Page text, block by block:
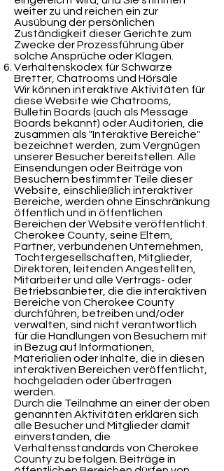
weiter zu und reichen ein zur
Ausübung der persönlichen
Zuständigkeit dieser Gerichte zum
Zwecke der Prozessführung über
solche Ansprüche oder Klagen.
Verhaltenskodex für Schwarze
Bretter, Chatrooms und Hörsäle
Wir können interaktive Aktivitäten für
diese Website wie Chatrooms,
Bulletin Boards (auch als Message
Boards bekannt) oder Auditorien, die
zusammen als "Interaktive Bereiche"
bezeichnet werden, zum Vergnügen
unserer Besucher bereitstellen. Alle
Einsendungen oder Beiträge von
Besuchern bestimmter Teile dieser
Website, einschließlich interaktiver
Bereiche, werden ohne Einschränkung
öffentlich und in öffentlichen
Bereichen der Website veröffentlicht.
Cherokee County, seine Eltern,
Partner, verbundenen Unternehmen,
Tochtergesellschaften, Mitglieder,
Direktoren, leitenden Angestellten,
Mitarbeiter und alle Vertrags- oder
Betriebsanbieter, die die interaktiven
Bereiche von Cherokee County
durchführen, betreiben und/oder
verwalten, sind nicht verantwortlich
für die Handlungen von Besuchern mit
in Bezug auf Informationen,
Materialien oder Inhalte, die in diesen
interaktiven Bereichen veröffentlicht,
hochgeladen oder übertragen
werden.
Durch die Teilnahme an einer der oben
genannten Aktivitäten erklären sich
alle Besucher und Mitglieder damit
einverstanden, die
Verhaltensstandards von Cherokee
County zu befolgen. Beiträge in